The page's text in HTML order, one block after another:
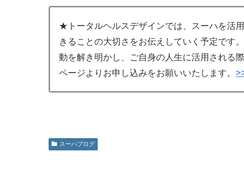
★トータルヘルスデザインでは、スーハを活
きることの大切さをお伝えしていく予定です
動を解き明かし、ご自身の人生に活用される
ページよりお申し込みをお願いいたします。
スーハブログ